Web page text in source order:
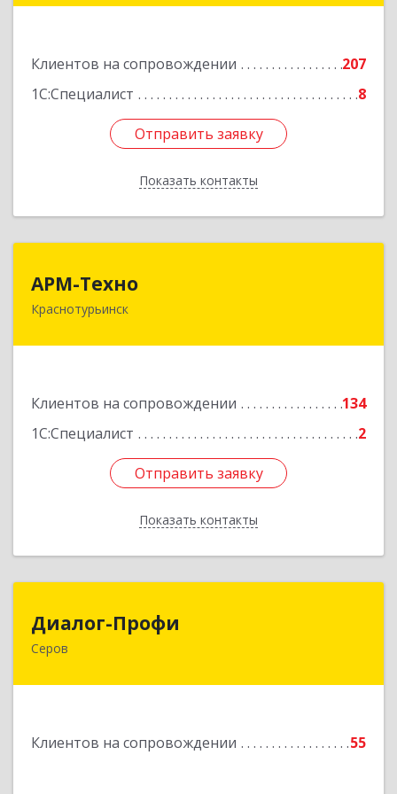
Клиентов на сопровождении
207
1С:Специалист
8
Отправить заявку
Показать контакты
Отправить заявку
Назад
АРМ-Техно
Краснотурьинск
Клиентов на сопровождении
134
1С:Специалист
2
Отправить заявку
Показать контакты
624447, Свердловская обл, Краснотурьинск г,
Отправить заявку
Назад
Диалог-Профи
Серов
Клиентов на сопровождении 55
624980, Свердловская обл, Серов г, Короленко